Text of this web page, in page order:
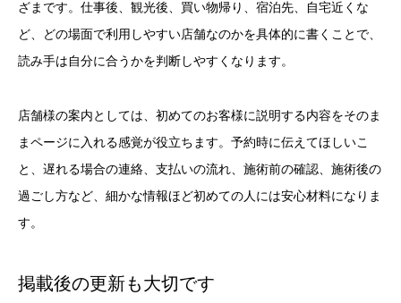
ざまです。仕事後、観光後、買い物帰り、宿泊先、自宅近くな
ど、どの場面で利用しやすい店舗なのかを具体的に書くことで、
読み手は自分に合うかを判断しやすくなります。
店舗様の案内としては、初めてのお客様に説明する内容をそのま
まページに入れる感覚が役立ちます。予約時に伝えてほしいこ
と、遅れる場合の連絡、支払いの流れ、施術前の確認、施術後の
過ごし方など、細かな情報ほど初めての人には安心材料になりま
す。
掲載後の更新も大切です